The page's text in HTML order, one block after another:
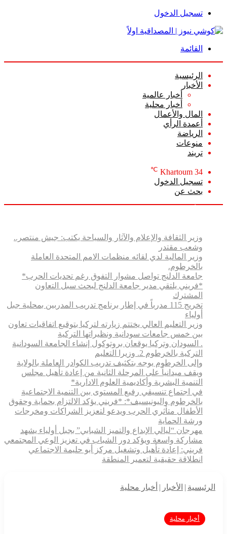
تسجيل الدخول
القائمة
الرئيسية
الأخبار
أخبار عالمية
أخبار محلية
المال والأعمال
أعمدة الرأي
الرياضة
منوعات
تريند
Khartoum 34
℃
تسجيل الدخول
بحث عن
وزير الثقافة والإعلام والآثار والسياحة يكتب: جيش منتصر..
وشعب مقتدر
وزير المالية لدي لقائه منظمات الامم المتحدة العاملة
بالخرطوم.
جامعة الدلنج تواصل مشوار التفوق رغم تحديات الحرب*
*فريني يلتقي مدير جامعة الدلنج لبحث سبل التعاون
المشترك
تخريج 115 مدرباً في إطار برنامج تدريب المدربين بمحلية جبل
أولياء
وزير التعليم العالي يختتم زيارته لتركيا بتوقيع اتفاقيات تعاون
بين خمس جامعات سودانية ونظيراتها التركية
. السودان وتركيا يوقعان بروتوكول إنشاء الجامعة السودانية
التركية بالخرطوم 2. وزيرا التعليم
وإلى الخرطوم يوجه بتكثيف تدريب الكوادر العاملة بالولاية
ويقف ميدانياً على المرحلة الثانية من إعادة تأهيل مجلس
التنمية البشرية وأكاديمية العلوم الادارية*
في اجتماع تنسيقي رفيع المستوى بين التنمية الاجتماعية
بالخرطوم واليونيسيف*: *​فريني يؤكد الالتزام بحماية وحقوق
الأطفال متأثري الحرب ويدعو لتعزيز الشراكات ومخرجات
ورشة الحماية
مهرجان “ليالي الإبداع والتميز الشبابي” بجبل أولياء يشهد
مشاركة واسعة ويؤكد دور الشباب في تعزيز الوعي المجتمعي
فريني: إعادة تأهيل وتشغيل مركز أبو حليمة الاجتماعي
انطلاقة حقيقية لتعمير المنطقة
الرئيسية الأخبار أخبار محلية
أخبار محلية